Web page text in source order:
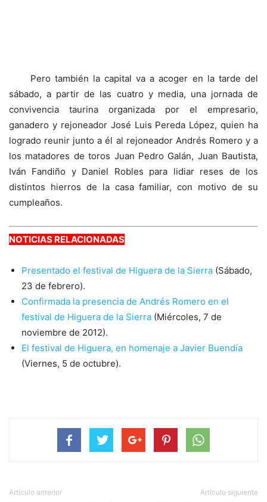
Pero también la capital va a acoger en la tarde del
sábado, a partir de las cuatro y media, una jornada de
convivencia taurina organizada por el empresario,
ganadero y rejoneador José Luis Pereda López, quien ha
logrado reunir junto a él al rejoneador Andrés Romero y a
los matadores de toros Juan Pedro Galán, Juan Bautista,
Iván Fandiño y Daniel Robles para lidiar reses de los
distintos hierros de la casa familiar, con motivo de su
cumpleaños.
NOTICIAS RELACIONADAS
Presentado el festival de Higuera de la Sierra (Sábado,
23 de febrero).
Confirmada la presencia de Andrés Romero en el
festival de Higuera de la Sierra (Miércoles, 7 de
noviembre de 2012).
El festival de Higuera, en homenaje a Javier Buendía
(Viernes, 5 de octubre).
Artículo anterior Artículo siguiente